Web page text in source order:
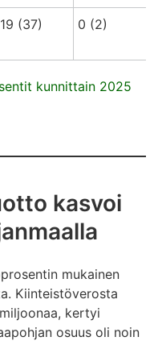
19 (37) 0 (2)
kunnittain 2025
kasvoi
mukainen
Kiinteistöverosta
kertyi
osuus oli noin